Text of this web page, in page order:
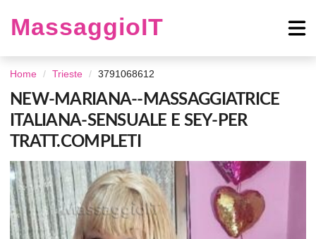
MassaggioIT
Home Trieste 3791068612
NEW-MARIANA--MASSAGGIATRICE
ITALIANA-SENSUALE E SEY-PER
TRATT.COMPLETI